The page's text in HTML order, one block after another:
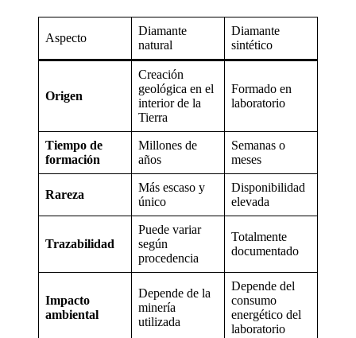
Aspecto
Diamante
natural
Diamante
sintético
Origen
Creación
geológica en el
interior de la
Tierra
Formado en
laboratorio
Tiempo de
formación
Millones de
años
Semanas o
meses
Rareza
Más escaso y
único
Disponibilidad
elevada
Trazabilidad
Puede variar
según
procedencia
Totalmente
documentado
Impacto
ambiental
Depende de la
minería
utilizada
Depende del
consumo
energético del
laboratorio